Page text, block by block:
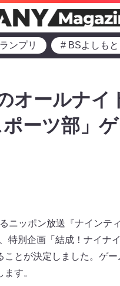
ンプリ # BSよしもと
オールナ
ポーツ部」
ニッポン放送『ナインテ
特別企画「結成！ナイナ
とが決定しました。ゲ
す。